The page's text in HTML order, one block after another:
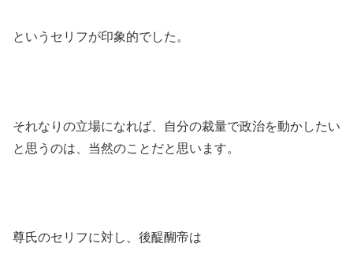
というセリフが印象的でした。
それなりの立場になれば、自分の裁量で政治を動かしたい
と思うのは、当然のことだと思います。
尊氏のセリフに対し、後醍醐帝は